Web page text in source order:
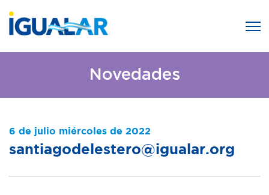
Novedades
6 de julio miércoles de 2022
santiagodelestero@igualar.org